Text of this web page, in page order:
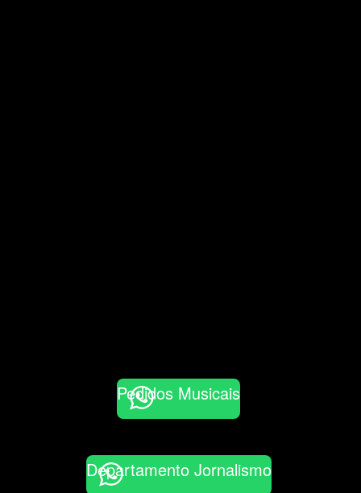
Pedidos Musicais
Departamento Jornalismo